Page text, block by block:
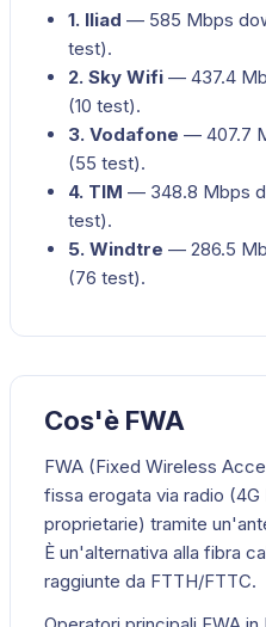
1. Iliad — 585 Mbps
test).
2. Sky Wifi — 437.4
(10 test).
3. Vodafone — 407.7
(55 test).
4. TIM — 348.8 Mbps
test).
5. Windtre — 286.5
(76 test).
Cos'è FWA
FWA (Fixed Wireless
fissa erogata via radio
proprietarie) tramite
È un'alternativa alla fibra
raggiunte da FTTH/FTTC.